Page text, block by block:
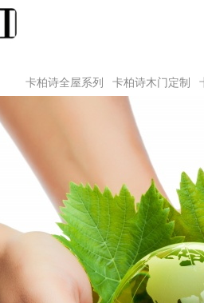
卡柏诗全屋系列 卡柏诗木门定制